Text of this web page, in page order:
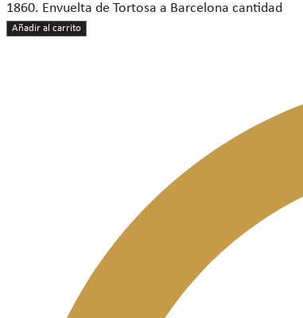
1860. Envuelta de Tortosa a Barcelona cantidad
Añadir al carrito